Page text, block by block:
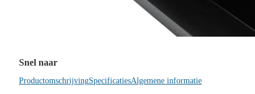
Snel naar
ProductomschrijvingSpecificatiesAlgemene informatie